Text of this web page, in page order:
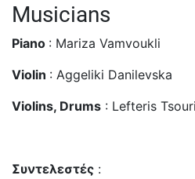
Musicians
Piano : Mariza Vamvoukli
Violin : Aggeliki Danilevska
Violins, Drums : Lefteris
Συντελεστές :